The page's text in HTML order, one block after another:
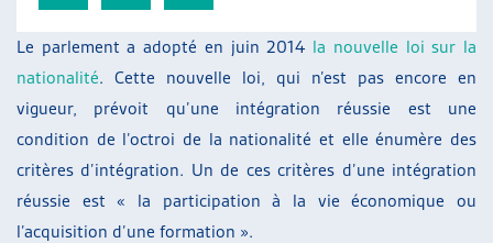
Le parlement a adopté en juin 2014 la nouvelle loi sur la
nationalité. Cette nouvelle loi, qui n’est pas encore en
vigueur, prévoit qu’une intégration réussie est une
condition de l’octroi de la nationalité et elle énumère des
critères d’intégration. Un de ces critères d’une intégration
réussie est « la participation à la vie économique ou
l’acquisition d’une formation ».